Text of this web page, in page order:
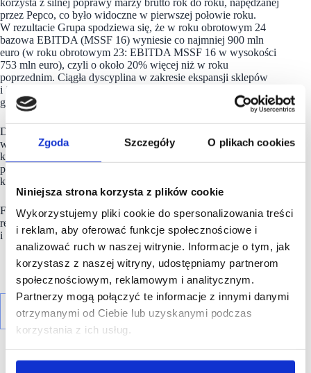
Zgoda Szczegóły O plikach cookies
Niniejsza strona korzysta z plików cookie
Wykorzystujemy pliki cookie do spersonalizowania treści
i reklam, aby oferować funkcje społecznościowe i
analizować ruch w naszej witrynie. Informacje o tym, jak
korzystasz z naszej witryny, udostępniamy partnerom
społecznościowym, reklamowym i analitycznym.
Partnerzy mogą połączyć te informacje z innymi danymi
otrzymanymi od Ciebie lub uzyskanymi podczas
korzystania z ich usług.
korzysta z silnej poprawy marży brutto rok do roku, napędzanej
przez Pepco, co było widoczne w pierwszej połowie roku.
W rezultacie Grupa spodziewa się, że w roku obrotowym 24
bazowa EBITDA (MSSF 16) wyniesie co najmniej 900 mln
euro (w roku obrotowym 23: EBITDA MSSF 16 w wysokości
753 mln euro), czyli o około 20% więcej niż w roku
poprzednim. Ciągła dyscyplina w zakresie ekspansji sklepów
i inwestycji kapitałowych również zaowocuje wyższym
generowaniem wolnych środków pieniężnych w tym roku.
Dalsza poprawa wyników sprzedaży porównywalnej,
wzmocnienie pozycji lidera cenowego i atrakcyjności dla
klientów w naszym podstawowym asortymencie, a także
poprawa możliwości
kluczowymi priorytetami w całym roku obrotowym 25.
Firma nadal osiąga pozytywne postępy w odbudowie
rentowności w swojej podstawowej działalności
i prowadzeniu zdyscyplinowanych inwestycji kapitałowych.